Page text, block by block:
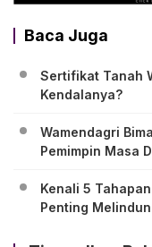
Baca Juga
Sertifikat Tanah
Kendalanya?
Wamendagri
Pemimpin Masa
Kenali 5
Penting